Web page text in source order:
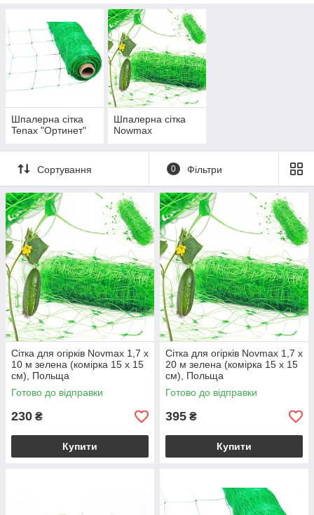
Шпалерна сітка
Tenax "Ортинет"
Шпалерна сітка
Nowmax
Сортування 0 Фільтри
Сітка для огірків Novmax 1,7 х
10 м зелена (комірка 15 х 15
см), Польща
Готово до відправки
230 ₴
Купити
Сітка для огірків Novmax 1,7 х
20 м зелена (комірка 15 х 15
см), Польща
Готово до відправки
395 ₴
Купити